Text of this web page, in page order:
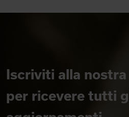
Iscriviti alla
per ricevere tutti